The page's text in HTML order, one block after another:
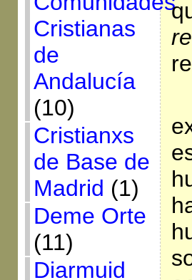
Cristianas
de
Andalucía
(10)
Cristianxs
de Base de
Madrid (1)
Deme Orte
(11)
Diarmuid